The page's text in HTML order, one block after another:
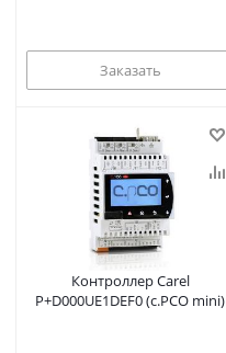
Заказать
Контроллер Carel
P+D000UE1DEF0 (c.PCO mini)